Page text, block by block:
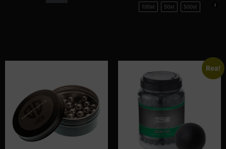
100st 50st 500st
Rea!